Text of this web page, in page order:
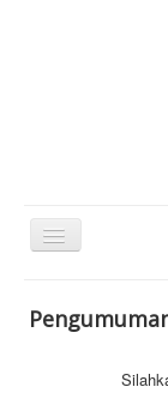
Toggle
Navigation